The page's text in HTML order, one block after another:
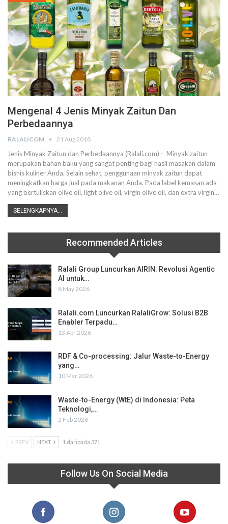
Mengenal 4 Jenis Minyak Zaitun Dan
Perbedaannya
RALALICOM 21 Aug 2018
Jenis Minyak Zaitun dan Perbedaannya (Ralali.com)— Minyak zaitun
merupakan bahan baku yang sangat penting bagi hasil masakan dalam
bisnis kuliner Anda. Selain sehat, penggunaan minyak zaitun dapat
meningkatkan harga jual pada makanan Anda. Pada label kemasan ada
yang bertuliskan olive oil, light olive oil, virgin olive oil, dan extra virgin…
SELENGKAPNYA...
Recommended Articles
Ralali Group Luncurkan AIRIN: Revolusi Agentic
AI untuk…
8 May 2026
Ralali.com Luncurkan RalaliGrow: Solusi B2B
Enabler Terpadu…
13 Apr 2026
RDF & Co-processing: Jalur Waste-to-Energy
yang…
10 Mar 2026
Waste-to-Energy (WtE) di Indonesia: Peta
Teknologi,…
2 Feb 2026
PREV NEXT 1 daripada 371
Follow Us On Social Media